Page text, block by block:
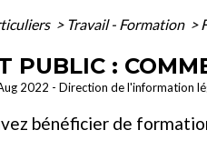
> Travail - Formation >
PUBLIC :
2022 - Direction de l'information
bénéficier de